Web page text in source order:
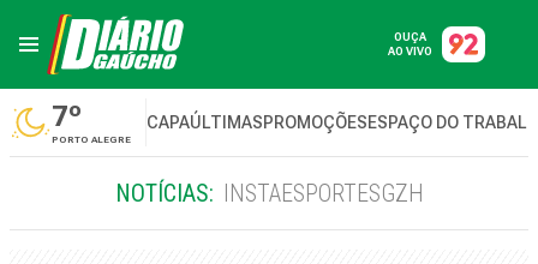
OUÇA
AO VIVO
7º
PORTO ALEGRE
CAPAÚLTIMASPROMOÇÕESESPAÇO DO
NOTÍCIAS: INSTAESPORTESGZH